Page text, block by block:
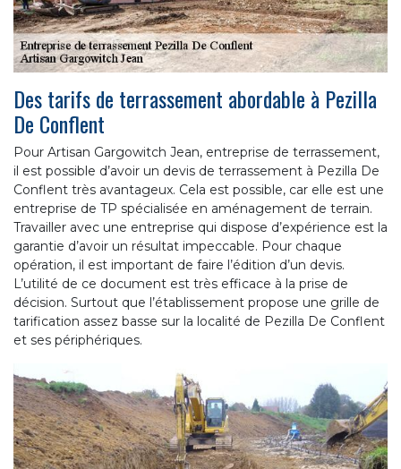
Des tarifs de terrassement abordable à Pezilla
De Conflent
Pour Artisan Gargowitch Jean, entreprise de terrassement,
il est possible d’avoir un devis de terrassement à Pezilla De
Conflent très avantageux. Cela est possible, car elle est une
entreprise de TP spécialisée en aménagement de terrain.
Travailler avec une entreprise qui dispose d’expérience est la
garantie d’avoir un résultat impeccable. Pour chaque
opération, il est important de faire l’édition d’un devis.
L’utilité de ce document est très efficace à la prise de
décision. Surtout que l’établissement propose une grille de
tarification assez basse sur la localité de Pezilla De Conflent
et ses périphériques.